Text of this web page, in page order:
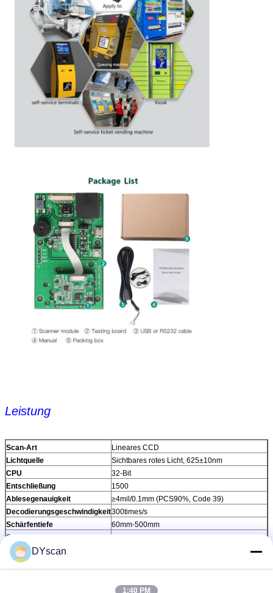
Leistung
Scan-Art
Lineares CCD
Lichtquelle
Sichtbares rotes Licht, 625±10nm
CPU
32-Bit
Entschließung
1500
Ablesegenauigkeit
≥4mil/0.1mm (PCS90%, Code 39)
Decodierungsgeschwindigkeit300times/s
Schärfentiefe
60mm-500mm
Scan-Modus
Scan-Winkel
Testbedingungen: CODE39,10mil/0.25mm,
Rolle: ±30°
DYscan
1:40 PM